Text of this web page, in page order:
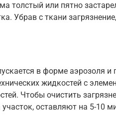
толстый или пятно
Убрав с ткани
в форме аэрозоля и
жидкостей с
Чтобы очистить
оставляют на 5-10